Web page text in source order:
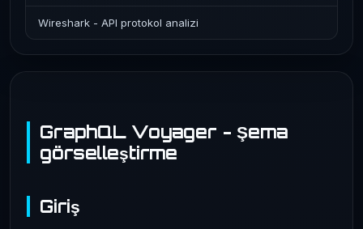
GraphQL Voyager - Şema
görselleştirme
Giriş
Wireshark - API protokol analizi